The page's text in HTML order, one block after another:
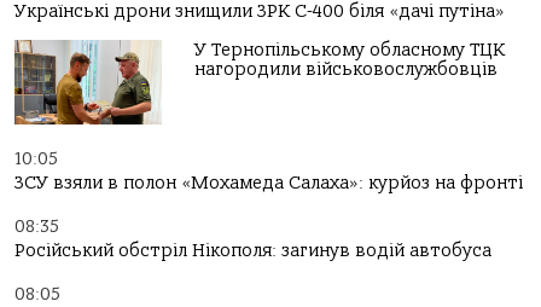
Українські дрони знищили ЗРК С-400 біля «дачі путіна»
У Тернопільському обласному ТЦК
нагородили військовослужбовців
10:05
ЗСУ взяли в полон «Мохамеда Салаха»: курйоз на фронті
08:35
Російський обстріл Нікополя: загинув водій автобуса
08:05